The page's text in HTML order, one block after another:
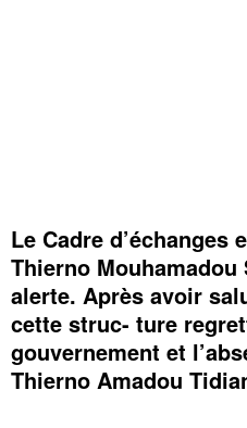
Le Cadre d’échanges
Thierno
alerte. Après avoir
cette struc- ture
gouvernement et
Thierno Amadou